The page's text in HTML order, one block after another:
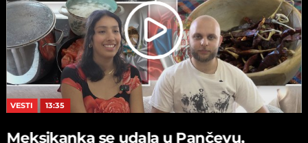
VESTI 13:35
Meksikanka se udala u Pančevu,